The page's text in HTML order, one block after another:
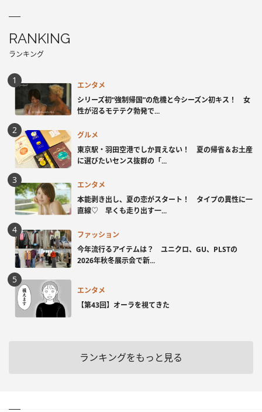
RANKING
ランキング
エンタメ
シリーズ初“強制帰国”の危機と今シーズン初キス！ 女
性が沼るモテテク勃発で...
グルメ
東京駅・羽田空港でしか買えない！ 夏の帰省＆お土産
に選びたいセンス抜群の「...
エンタメ
本能剥き出し、夏の恋がスタート！ タイプの異性に一
直線♡ 早くも走り出す一...
ファッション
今年流行るアイテムは？ ユニクロ、GU、PLSTの
2026年秋冬展示会で新...
エンタメ
【第43回】オーラを視てきた
ランキングをもっと見る